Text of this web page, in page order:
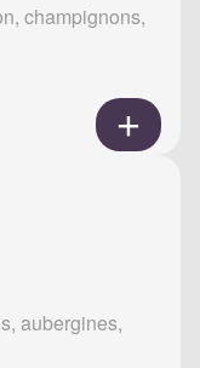
champignons,
aubergines,